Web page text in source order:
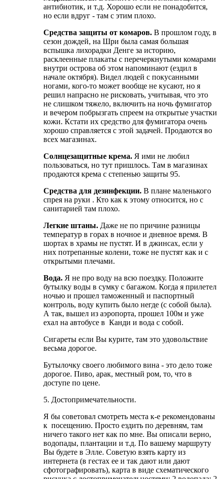
антибиотик, и т.д. Хорошо если не понадобится,
но если вдруг - там с этим плохо.
Средства защиты от комаров. В прошлом году, в
сезон дождей, на Шри была самая большая
вспышка лихорадки Денге за историю,
расклеенные плакаты с перечеркнутыми комарами
внутри острова об этом напоминают (ездил в
начале октября). Видел людей с покусанными
ногами, кого-то может вообще не кусают, но я
решил напрасно не рисковать, учитывая, что это
не слишком тяжело, включить на ночь фумигатор
и вечером побрызгать спреем на открытые участки
кожи. Кстати их средство для фумигатора очень
хорошо справляется с этой задачей. Продаются во
всех магазинах.
Солнцезащитные крема. Я ими не любил
пользоваться, но тут пришлось. Там в магазинах
продаются крема с степенью защиты 95.
Средства для дезинфекции. В плане маленького
спрея на руки . Кто как к этому относится, но с
санитарией там плохо.
Легкие штаны. Даже не по причине разницы
температур в горах в ночное и дневное время. В
шортах в храмы не пустят. И в джинсах, если у
них потрепанные колени, тоже не пустят как и с
открытыми плечами.
Вода. Я не про воду на всю поездку. Положите
бутылку воды в сумку с багажом. Когда я прилетел
ночью и прошел таможенный и паспортный
контроль, воду купить было негде (с собой была).
А так, вышел из аэропорта, прошел 100м и уже
ехал на автобусе в Канди и вода с собой.
Сигареты если Вы курите, там это удовольствие
весьма дорогое.
Бутылочку своего любимого вина - это дело тоже
дорогое. Пиво, арак, местный ром, то, что в
доступе по цене.
5. Достопримечательности.
Я бы советовал смотреть места к-е рекомендованы
к посещению. Просто ездить по деревням, там
ничего такого нет как по мне. Вы описали верно,
водопады, плантации и т.д. По вашему маршруту
Вы будете в Элле. Советую взять карту из
интернета (в гестах ее и так дают или дают
сфотографировать), карта в виде схематического